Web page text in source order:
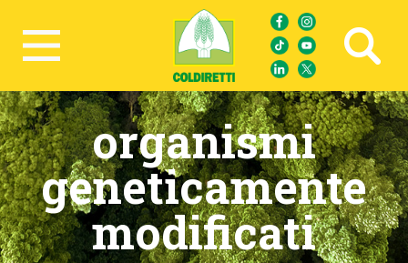
Ricerca avanzata
organismi
geneticamente
modificati